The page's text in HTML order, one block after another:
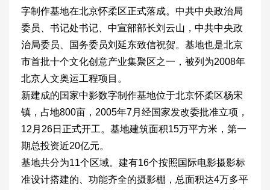
字制作基地在北京怀柔区正式落成。中共中央政治局
委员、书记处书记、中宣部部长刘云山，中共中央政
治局委员、国务委员刘延东致信祝贺。基地也是北京
市首批十个文化创意产业集聚区之一，被列为2008年
北京人文奥运工程项目。
新建成的国家中影数字制作基地位于北京怀柔区杨宋
镇，占地800亩，2005年7月经国家发改委批准立项，
12月26日正式开工。基地建筑面积15万平方米，第一
期总投资近20亿元。
基地共分为11个区域。建有16个按照国际电影摄影标
准设计搭建的、功能齐全的摄影棚，总面积达4万多平